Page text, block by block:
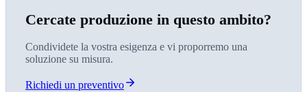
Cercate produzione in questo ambito?
Condividete la vostra esigenza e vi proporremo una
soluzione su misura.
Richiedi un preventivo